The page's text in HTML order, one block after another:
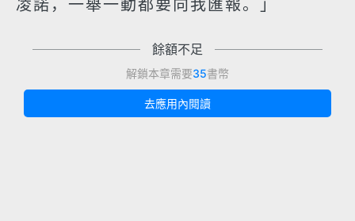
凌諾，一舉一動都要向我匯報。」
餘額不足
解鎖本章需要35書幣
去應用內閱讀